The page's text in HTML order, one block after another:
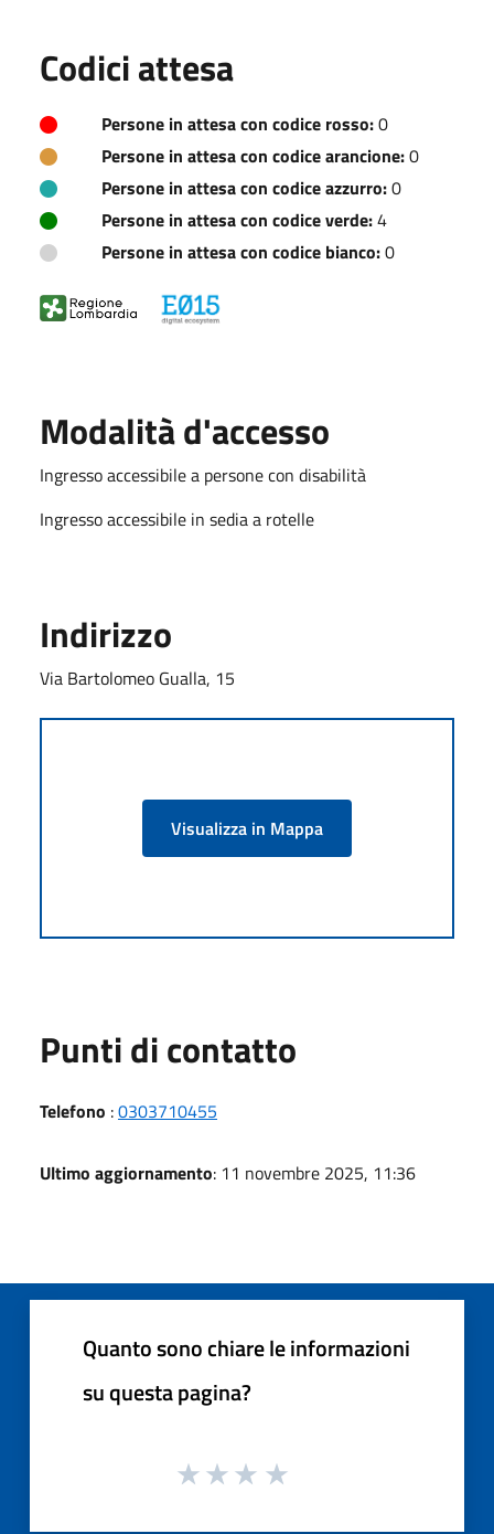
Codici attesa
Persone in attesa con codice rosso:0
Persone in attesa con codice arancione:0
Persone in attesa con codice azzurro:0
Persone in attesa con codice verde:4
Persone in attesa con codice bianco:0
Modalità d'accesso
Ingresso accessibile a persone con disabilità
Ingresso accessibile in sedia a rotelle
Indirizzo
Via Bartolomeo Gualla, 15
Visualizza in Mappa
Punti di contatto
Telefono :0303710455
Ultimo aggiornamento: 11 novembre 2025, 11:36
Quanto sono chiare le informazioni
su questa pagina?